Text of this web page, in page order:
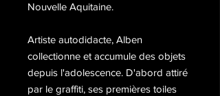
Nouvelle Aquitaine.
Artiste autodidacte, Alben
collectionne et accumule des objets
depuis l'adolescence. D'abord attiré
par le graffiti, ses premières toiles